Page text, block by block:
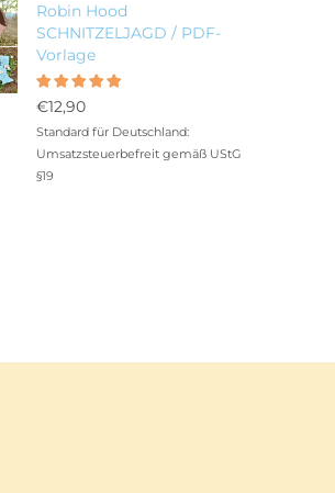
Robin Hood
SCHNITZELJAGD / PDF-
Vorlage
mit 5.00
von 5
€12,90
Standard für Deutschland:
Umsatzsteuerbefreit gemäß UStG
§19